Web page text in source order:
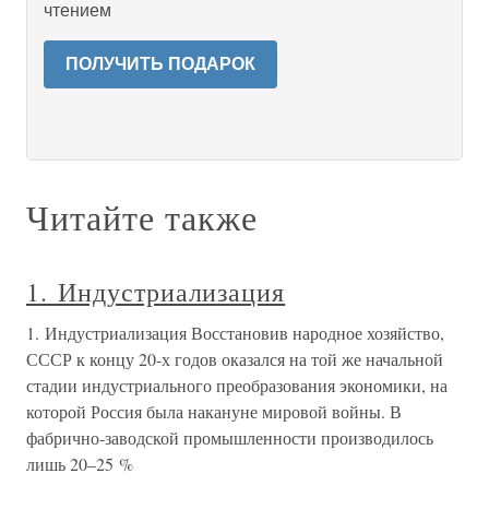
чтением
ПОЛУЧИТЬ ПОДАРОК
Читайте также
1. Индустриализация
1. Индустриализация Восстановив народное хозяйство,
СССР к концу 20-х годов оказался на той же начальной
стадии индустриального преобразования экономики, на
которой Россия была накануне мировой войны. В
фабрично-заводской промышленности производилось
лишь 20–25 %